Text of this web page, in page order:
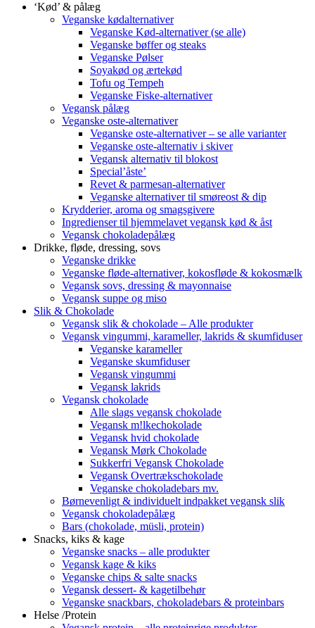
‘Kød’ & pålæg
Veganske kødalternativer
Veganske Kød-alternativer (se alle)
Veganske bøffer og steaks
Veganske Pølser
Soyakød og ærtekød
Tofu og Tempeh
Veganske Fiske-alternativer
Vegansk pålæg
Veganske oste-alternativer
Veganske oste-alternativer – se alle varianter
Veganske oste-alternativ i skiver
Vegansk alternativ til blokost
Special’åste’
Revet & parmesan-alternativer
Veganske alternativer til smøreost & dip
Krydderier, aroma og smagsgivere
Ingredienser til hjemmelavet vegansk kød & åst
Vegansk chokoladepålæg
Drikke, fløde, dressing, sovs
Veganske drikke
Veganske fløde-alternativer, kokosfløde & kokosmælk
Vegansk sovs, dressing & mayonnaise
Vegansk suppe og miso
Slik & Chokolade
Vegansk slik & chokolade – Alle produkter
Vegansk vingummi, karameller, lakrids & skumfiduser
Veganske karameller
Veganske skumfiduser
Vegansk vingummi
Vegansk lakrids
Vegansk chokolade
Alle slags vegansk chokolade
Vegansk m!lkechokolade
Vegansk hvid chokolade
Vegansk Mørk Chokolade
Sukkerfri Vegansk Chokolade
Vegansk Overtrækschokolade
Veganske chokoladebars mv.
Børnevenligt & individuelt indpakket vegansk slik
Vegansk chokoladepålæg
Bars (chokolade, müsli, protein)
Snacks, kiks & kage
Veganske snacks – alle produkter
Vegansk kage & kiks
Veganske chips & salte snacks
Vegansk dessert- & kagetilbehør
Veganske snackbars, chokoladebars & proteinbars
Helse /Protein